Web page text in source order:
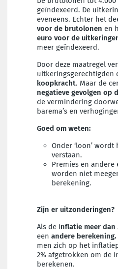
geïndexeerd. De
eveneens. Echter het
voor de brutolonen en
euro voor de
meer geïndexeerd.
Door deze maatregel
uitkeringsgerechtigden
koopkracht. Maar de
negatieve gevolgen op
de vermindering
barema’s en
Goed om weten:
Onder ‘loon’
verstaan.
Premies en andere
worden niet
berekening.
Zijn er uitzonderingen?
Als de inflatie meer dan
een andere berekening.
men zich op het
2% afgetrokken om de
berekenen.